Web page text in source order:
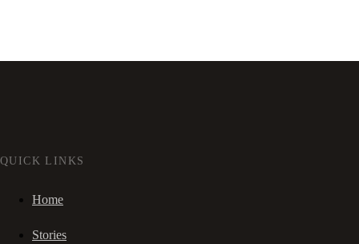
QUICK LINKS
Home
Stories